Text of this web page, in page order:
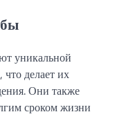
уникальной
делает их
Они также
сроком жизни